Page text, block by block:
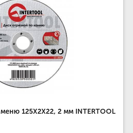
125X2X22, 2 мм INTERTOOL